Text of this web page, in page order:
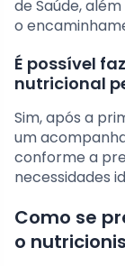
de Saúde,
o
É possível
nutricional
Sim, após a
um
conforme a
necessidades
Como se
o